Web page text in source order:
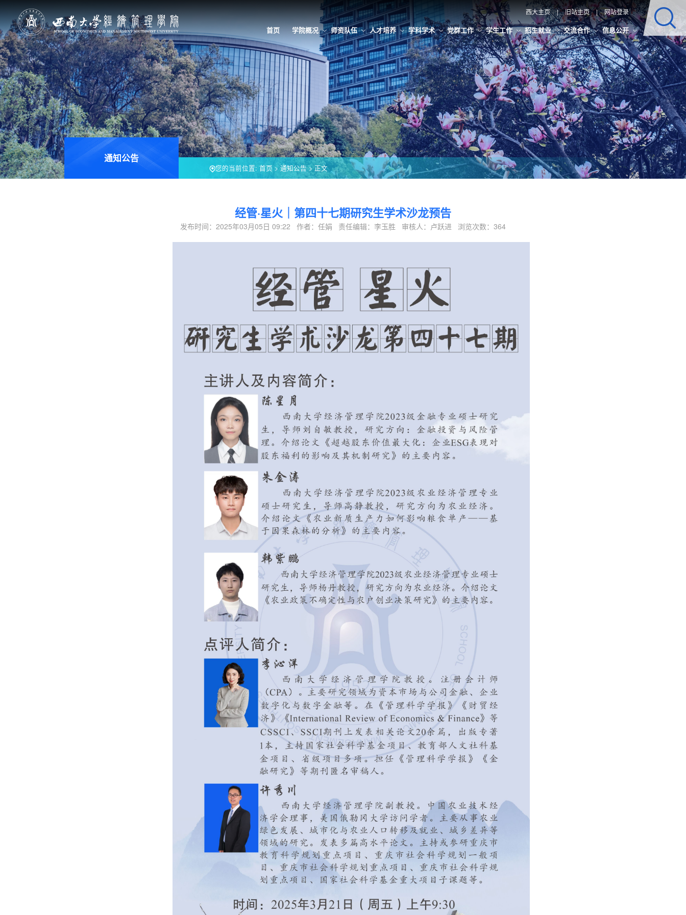
西大主页 | 旧站主页 | 网站登录
首页 学院概况 师资队伍 人才培养 学科学术 党群工作 学生工作 招生就业 交流合作 信息公开
通知公告
您的当前位置: 首页>通知公告> 正文
经管·星火｜第四十七期研究生学术沙龙预告
发布时间：2025年03月05日 09:22 作者：任娟 责任编辑：李玉胜 审核人：卢跃进 浏览次数： 364